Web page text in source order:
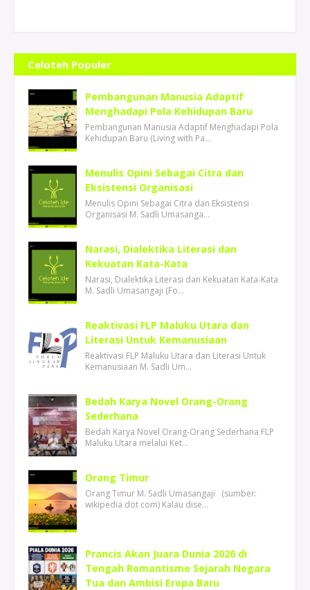
Celoteh Populer
Pembangunan Manusia Adaptif
Menghadapi Pola Kehidupan Baru
Pembangunan Manusia Adaptif Menghadapi Pola
Kehidupan Baru (Living with Pa…
Menulis Opini Sebagai Citra dan
Eksistensi Organisasi
Menulis Opini Sebagai Citra dan Eksistensi
Organisasi M. Sadli Umasanga…
Narasi, Dialektika Literasi dan
Kekuatan Kata-Kata
Narasi, Dialektika Literasi dan Kekuatan Kata-Kata
M. Sadli Umasangaji (Fo…
Reaktivasi FLP Maluku Utara dan
Literasi Untuk Kemanusiaan
Reaktivasi FLP Maluku Utara dan Literasi Untuk
Kemanusiaan M. Sadli Um…
Bedah Karya Novel Orang-Orang
Sederhana
Bedah Karya Novel Orang-Orang Sederhana FLP
Maluku Utara melalui Ket…
Orang Timur
Orang Timur M. Sadli Umasangaji (sumber:
wikipedia dot com) Kalau dise…
Prancis Akan Juara Dunia 2026 di
Tengah Romantisme Sejarah Negara
Tua dan Ambisi Eropa Baru